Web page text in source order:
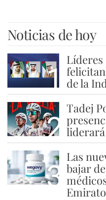
Noticias de hoy
1
Líderes
de la
2
Tadej
liderará
3
Las
bajar